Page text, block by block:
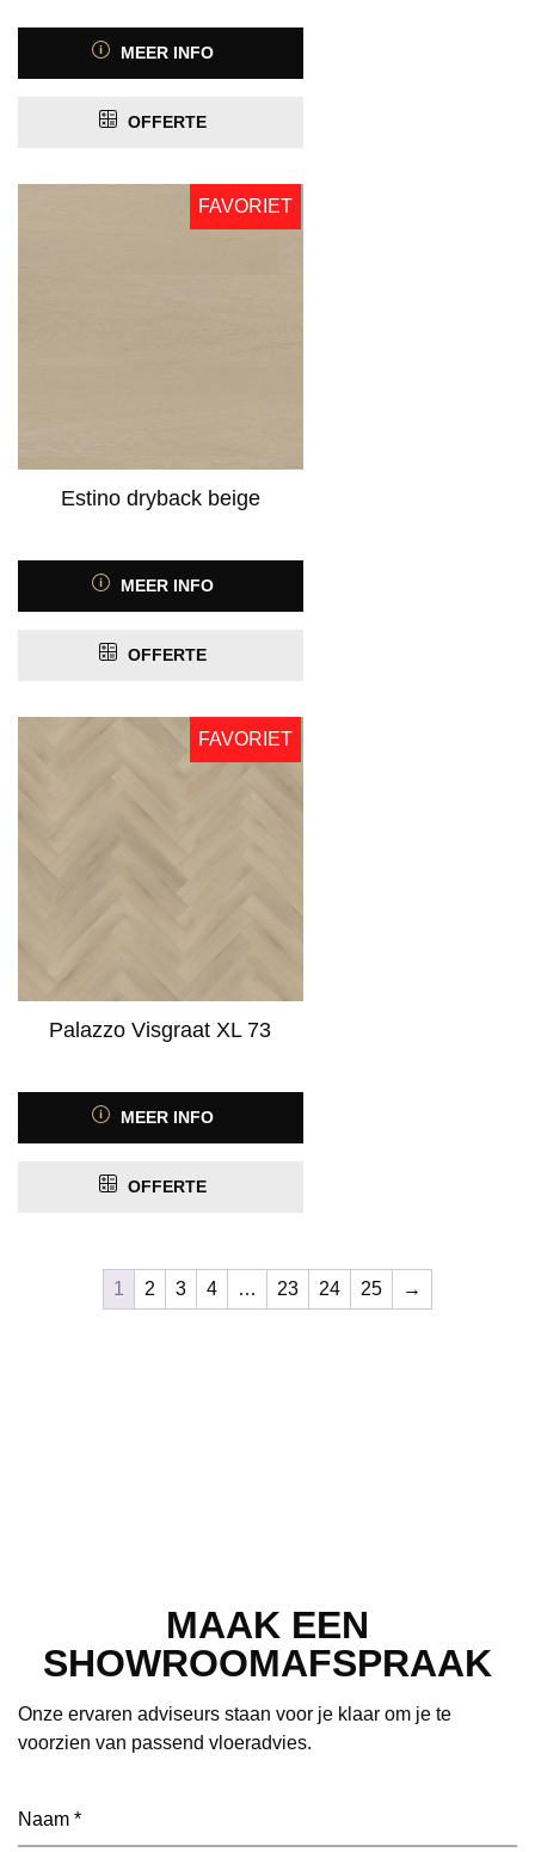
MEER INFO
OFFERTE
FAVORIET
Estino dryback beige
MEER INFO
OFFERTE
FAVORIET
Palazzo Visgraat XL 73
MEER INFO
OFFERTE
1 2 3 4 … 23 24 25 →
MAAK EEN
SHOWROOMAFSPRAAK
Onze ervaren adviseurs staan voor je klaar om je te
voorzien van passend vloeradvies.
Naam (Vereist)